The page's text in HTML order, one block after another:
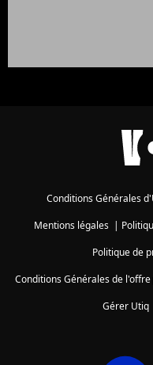
Conditions Générales
Mentions légales|
Politique de
Conditions Générales de
Gérer Utiq